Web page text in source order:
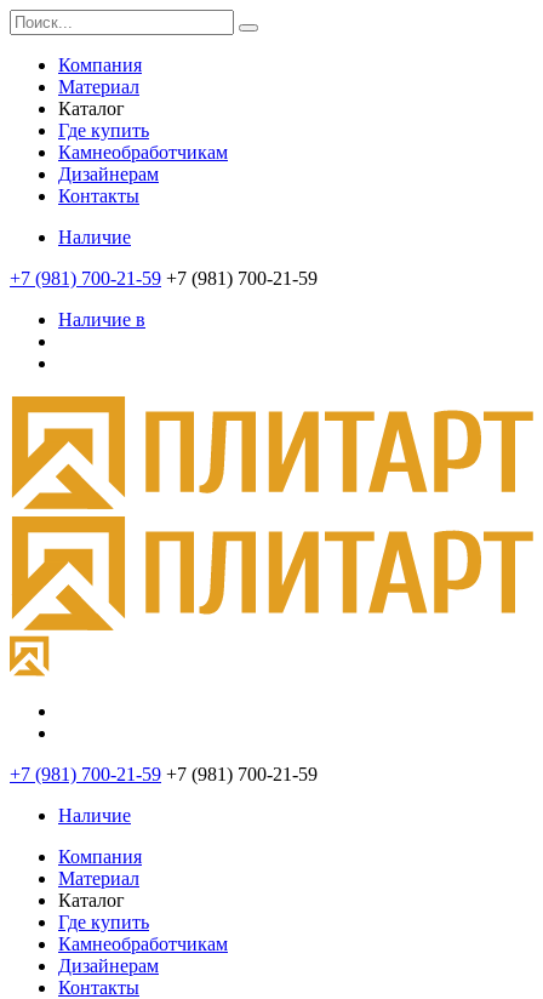
Компания
Материал
Каталог
Где купить
Камнеобработчикам
Дизайнерам
Контакты
Наличие
+7 (981) 700-21-59 +7 (981) 700-21-59
Наличие в
+7 (981) 700-21-59 +7 (981) 700-21-59
Наличие
Компания
Материал
Каталог
Где купить
Камнеобработчикам
Дизайнерам
Контакты